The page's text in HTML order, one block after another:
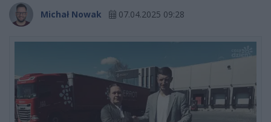
Michał Nowak 07.04.2025 09:28